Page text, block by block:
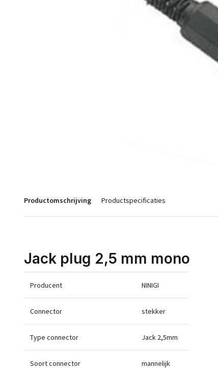
Productomschrijving Productspecificaties
Jack plug 2,5 mm mono
Producent NINIGI
Connector stekker
Type connector Jack 2,5mm
Soort connector mannelijk